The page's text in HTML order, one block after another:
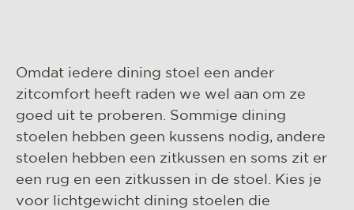
Omdat iedere dining stoel een ander
zitcomfort heeft raden we wel aan om ze
goed uit te proberen. Sommige dining
stoelen hebben geen kussens nodig, andere
stoelen hebben een zitkussen en soms zit er
een rug en een zitkussen in de stoel. Kies je
voor lichtgewicht dining stoelen die